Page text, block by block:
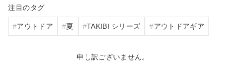
注目のタグ
アウトドア 夏 TAKIBI シリーズ アウトドアギア
申し訳ございません。